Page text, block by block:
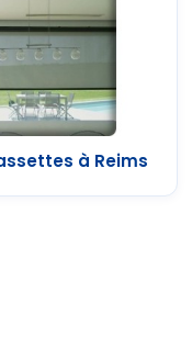
à Reims